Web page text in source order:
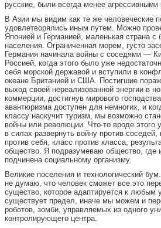
русские, были всегда менее агрессивными
В Азии мы видим как те же человеческие
удовлетворялись иным путем. Можно
Японией и Германией, маленькая страна с
населения. Ограниченная морем, густо
Германия начинала войны с соседями —
Россией, когда этого было уже
себя морской державой и вступили в
океане Британией и США. Постигшие
выход своей нереализованной энергии в
коммерции, достигнув мирового
авантюризма доступен для немногих, и
классу наскучит туризм, мы возможно
войны или революции. Что-то вроде этого
в силах развернуть войну против
против себя, класс против класса,
общество. Я подразумеваю общество, где
подчинена социальному организму.
Великие поселения и технологический
не думаю, что человек сможет все это
существо, которое адаптируется к любым
существует предел, иначе мы можем и
роботов, зомби, управляемых из одного
контролирующего центра.